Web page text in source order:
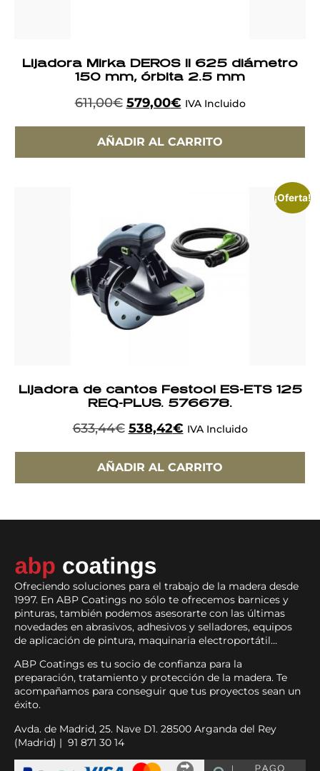
Lijadora Mirka DEROS II 625 diámetro
150 mm, órbita 2.5 mm
611,00€ 579,00€ IVA Incluido
AÑADIR AL CARRITO
¡Oferta!
Lijadora de cantos Festool ES-ETS 125
REQ-PLUS. 576678.
633,44€ 538,42€ IVA Incluido
AÑADIR AL CARRITO
Ofreciendo soluciones para el trabajo de la madera desde
1997. En ABP Coatings no sólo te ofrecemos barnices y
pinturas, también podemos asesorarte con las últimas
novedades en abrasivos, adhesivos y selladores, equipos
de aplicación de pintura, maquinaria electroportátil…
ABP Coatings es tu socio de confianza para la
preparación, tratamiento y protección de la madera. Te
acompañamos para conseguir que tus proyectos sean un
éxito.
Avda. de Madrid, 25. Nave D1. 28500 Arganda del Rey
(Madrid) | 91 871 30 14